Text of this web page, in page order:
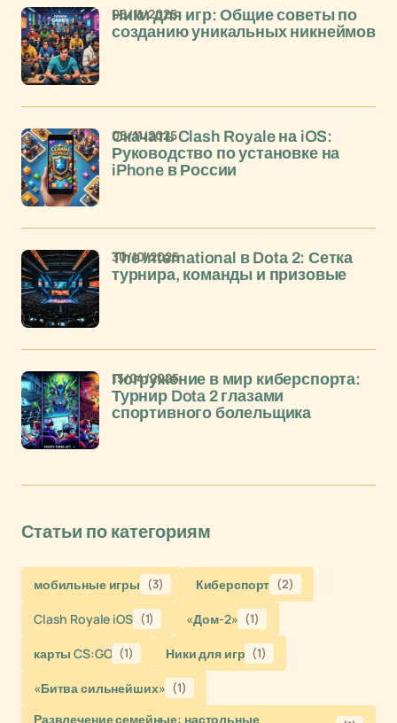
Ники для игр: Общие советы по
созданию уникальных никнеймов
06/11/2025
Скачать Clash Royale на iOS:
Руководство по установке на
iPhone в России
06/11/2025
The International в Dota 2: Сетка
турнира, команды и призовые
30/10/2025
Погружение в мир киберспорта:
Турнир Dota 2 глазами
спортивного болельщика
15/04/2025
Статьи по категориям
мобильные игры (3) Киберспорт (2)
Clash Royale iOS (1) «Дом-2» (1)
карты CS:GO (1) Ники для игр (1)
«Битва сильнейших» (1)
Развлечение семейные: настольные